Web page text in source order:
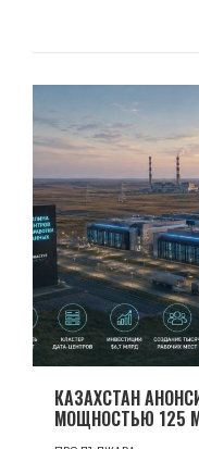
КАЗАХСТАН
МОЩНОСТЬЮ 125